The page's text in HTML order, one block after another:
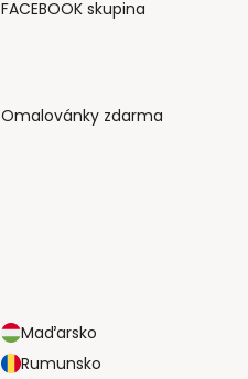
Maďarsko
Rumunsko
FACEBOOK skupina
Omalovánky zdarma